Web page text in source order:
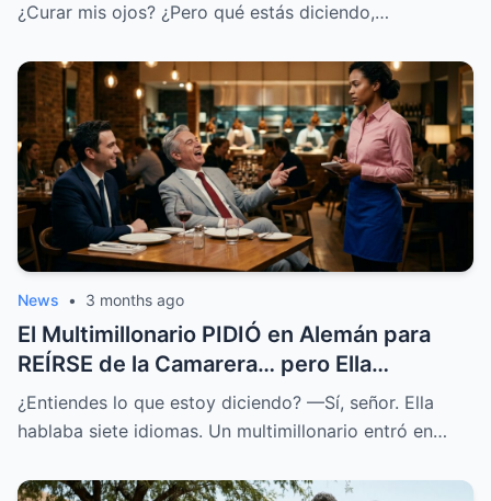
¿Curar mis ojos? ¿Pero qué estás diciendo,…
News • 3 months ago
El Multimillonario PIDIÓ en Alemán para
REÍRSE de la Camarera… pero Ella
HABLABA 7 Idiomas.
¿Entiendes lo que estoy diciendo? —Sí, señor. Ella
hablaba siete idiomas. Un multimillonario entró en…